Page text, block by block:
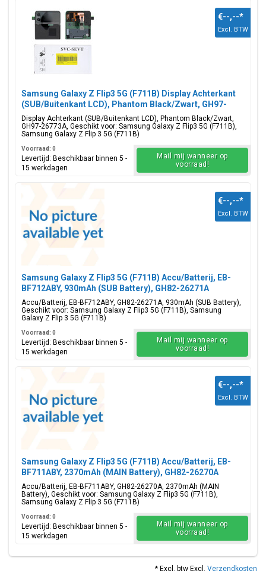
Samsung Galaxy Z Flip3 5G (F711B) Display Achterkant
(SUB/Buitenkant LCD), Phantom Black/Zwart, GH97-
26773A
Display Achterkant (SUB/Buitenkant LCD), Phantom Black/Zwart,
GH97-26773A, Geschikt voor: Samsung Galaxy Z Flip3 5G (F711B),
Samsung Galaxy Z Flip 3 5G (F711B)
€--,--*
Excl. BTW
Voorraad: 0
Levertijd: Beschikbaar binnen 5 -
15 werkdagen
Mail mij wanneer op
voorraad!
Samsung Galaxy Z Flip3 5G (F711B) Accu/Batterij, EB-
BF712ABY, 930mAh (SUB Battery), GH82-26271A
Accu/Batterij, EB-BF712ABY, GH82-26271A, 930mAh (SUB Battery),
Geschikt voor: Samsung Galaxy Z Flip3 5G (F711B), Samsung
Galaxy Z Flip 3 5G (F711B)
€--,--*
Excl. BTW
Voorraad: 0
Levertijd: Beschikbaar binnen 5 -
15 werkdagen
Mail mij wanneer op
voorraad!
Samsung Galaxy Z Flip3 5G (F711B) Accu/Batterij, EB-
BF711ABY, 2370mAh (MAIN Battery), GH82-26270A
Accu/Batterij, EB-BF711ABY, GH82-26270A, 2370mAh (MAIN
Battery), Geschikt voor: Samsung Galaxy Z Flip3 5G (F711B),
Samsung Galaxy Z Flip 3 5G (F711B)
€--,--*
Excl. BTW
Voorraad: 0
Levertijd: Beschikbaar binnen 5 -
15 werkdagen
Mail mij wanneer op
voorraad!
* Excl. btw Excl. Verzendkosten